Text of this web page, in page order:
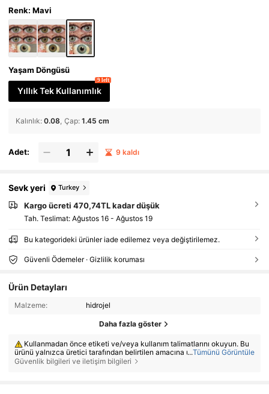
Renk: Mavi
Yaşam Döngüsü
Yıllık Tek Kullanımlık
9 left
Kalınlık: 0.08 Çap: 1.45 cm
Adet: 9 kaldı
Sevk yeri Turkey
Kargo ücreti 470,74TL kadar düşük
Tah. Teslimat: Ağustos 16 - Ağustos 19
Bu kategorideki ürünler iade edilemez veya değiştirilemez.
Güvenli Ödemeler · Gizlilik koruması
Ürün Detayları
Malzeme: hidrojel
Daha fazla göster
Kullanmadan önce etiketi ve/veya kullanım talimatlarını okuyun. Bu
ürünü yalnızca üretici tarafından belirtilen amacına uygun olarak kullanı
n. Ürün hasarlı, kirlenmiş, arızalı veya anormal görünüyorsa kullanmayı
...Tümünü Görüntüle
Güvenlik bilgileri ve iletişim bilgileri